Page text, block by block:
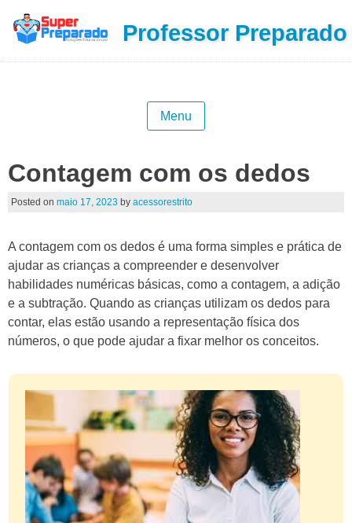
Professor Preparado
Menu
Contagem com os dedos
Posted on maio 17, 2023 by acessorestrito
A contagem com os dedos é uma forma simples e prática de
ajudar as crianças a compreender e desenvolver
habilidades numéricas básicas, como a contagem, a adição
e a subtração. Quando as crianças utilizam os dedos para
contar, elas estão usando a representação física dos
números, o que pode ajudar a fixar melhor os conceitos.